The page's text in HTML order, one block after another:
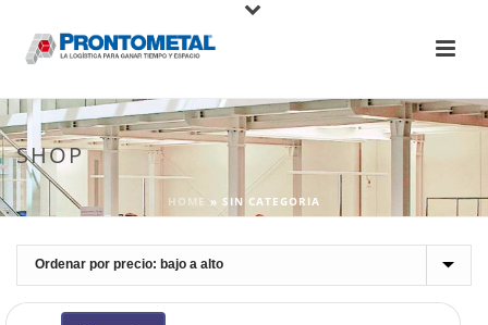
SHOP
HOME » SIN CATEGORIA